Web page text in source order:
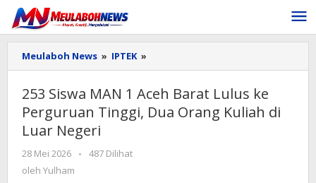
Lewati
konten
Meulaboh News » IPTEK »
Siswa
1
Aceh
253 Siswa MAN 1 Aceh Barat Lulus ke
Perguruan Tinggi, Dua Orang Kuliah di
Luar Negeri
28 Mei 2026
oleh
-
487 Dilihat
oleh Yulham